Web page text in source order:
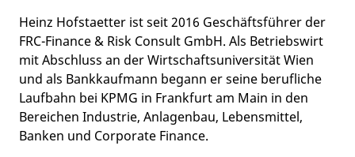
Heinz Hofstaetter ist seit 2016 Geschäftsführer der
FRC-Finance & Risk Consult GmbH. Als Betriebswirt
mit Abschluss an der Wirtschaftsuniversität Wien
und als Bankkaufmann begann er seine berufliche
Laufbahn bei KPMG in Frankfurt am Main in den
Bereichen Industrie, Anlagenbau, Lebensmittel,
Banken und Corporate Finance.